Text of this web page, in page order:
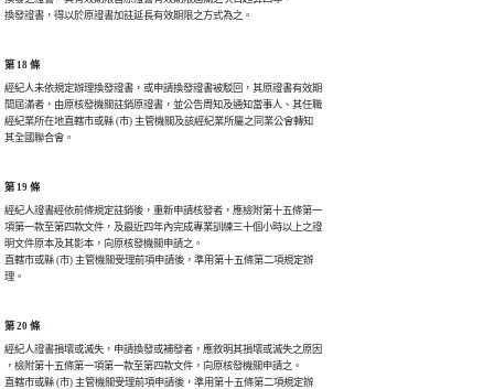
第 18 條
經紀人未依規定辦理換發證書，或申請換發證書被駁回，其原證書有效期
間屆滿者，由原核發機關註銷原證書，並公告周知及通知當事人、其任職
經紀業所在地直轄市或縣 (市) 主管機關及該經紀業所屬之同業公會轉知
第 19 條
經紀人證書經依前條規定註銷後，重新申請核發者，應檢附第十五條第一
項第一款至第四款文件，及最近四年內完成專業訓練三十個小時以上之證
明文件原本及其影本，向原核發機關申請之。
直轄市或縣 (市) 主管機關受理前項申請後，準用第十五條第二項規定辦
理。
第 20 條
經紀人證書損壞或滅失，申請換發或補發者，應敘明其損壞或滅失之原因
，檢附第十五條第一項第一款至第四款文件，向原核發機關申請之。
直轄市或縣 (市) 主管機關受理前項申請後，準用第十五條第二項規定辦